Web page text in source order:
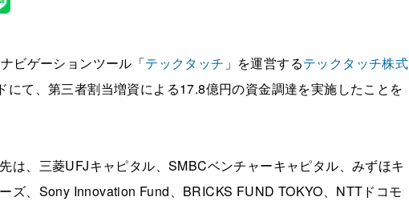
ビゲーションツール「テックタッチ 」を運営するテックタッチ株式
にて、第三者割当増資による17.8億円の資金調達を実施したことを
は、三菱UFJキャピタル、SMBCベンチャーキャピタル、みずほキ
ズ、Sony Innovation Fund、BRICKS FUND TOKYO、NTTドコモ